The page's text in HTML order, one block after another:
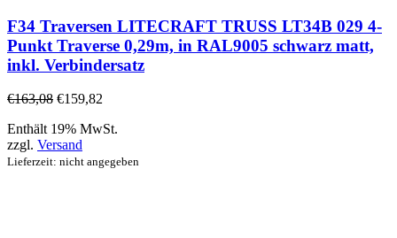
F34 Traversen LITECRAFT TRUSS LT34B 029 4-
Punkt Traverse 0,29m, in RAL9005 schwarz matt,
inkl. Verbindersatz
€163,08 €159,82
Enthält 19% MwSt.
zzgl. Versand
Lieferzeit: nicht angegeben